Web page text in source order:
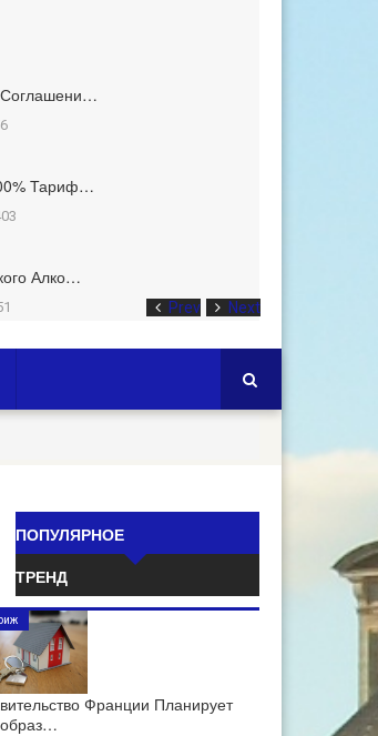
Prev Next
Тариф…
Алко…
ПОПУЛЯРНОЕ
ТРЕНД
Франции Планирует